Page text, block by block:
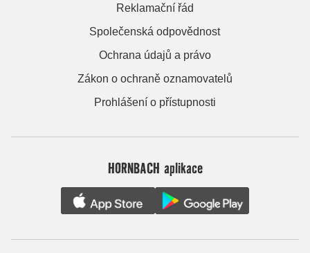
Reklamační řád
Společenská odpovědnost
Ochrana údajů a právo
Zákon o ochraně oznamovatelů
Prohlášení o přístupnosti
HORNBACH aplikace